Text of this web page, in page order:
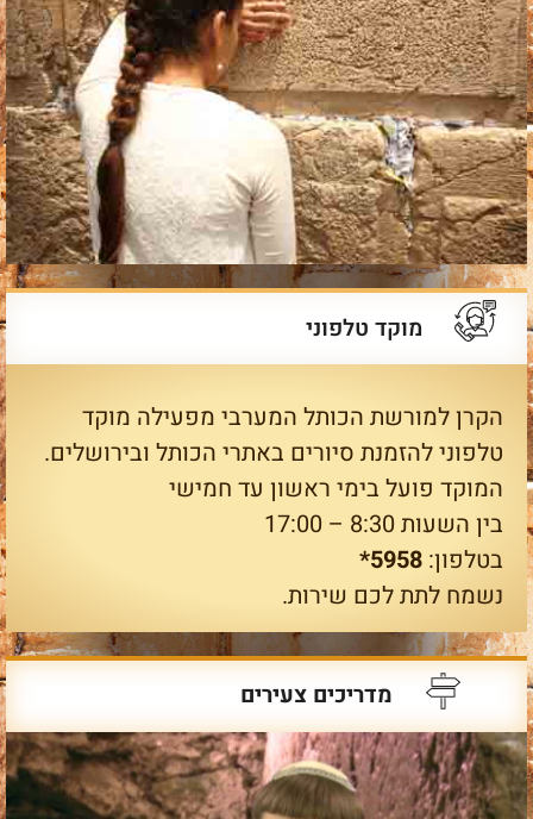
מוקד טלפוני
הקרן למורשת הכותל המערבי מפעילה מוקד
טלפוני להזמנת סיורים באתרי הכותל ובירושלים.
המוקד פועל בימי ראשון עד חמישי
בין השעות 8:30 – 17:00
בטלפון: 5958*
נשמח לתת לכם שירות.
מדריכים צעירים